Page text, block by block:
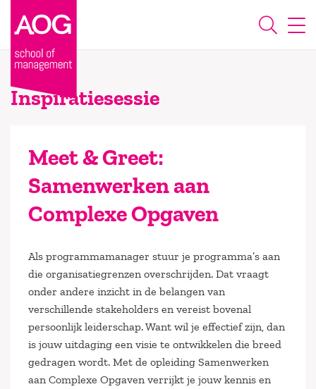
Inspiratiesessie
Meet & Greet:
Samenwerken aan
Complexe Opgaven
Als programmamanager stuur je programma’s aan
die organisatiegrenzen overschrijden. Dat vraagt
onder andere inzicht in de belangen van
verschillende stakeholders en vereist bovenal
persoonlijk leiderschap. Want wil je effectief zijn, dan
is jouw uitdaging een visie te ontwikkelen die breed
gedragen wordt. Met de opleiding Samenwerken
aan Complexe Opgaven verrijkt je jouw kennis en